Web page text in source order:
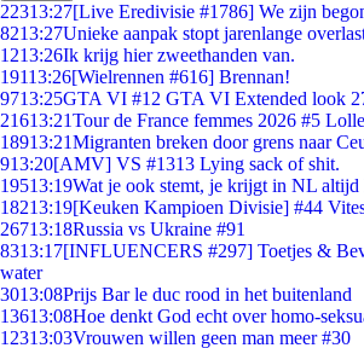
22313:27[Live Eredivisie #1786] We zijn
8213:27Unieke aanpak stopt jarenlange
1213:26Ik krijg hier zweethanden van.
19113:26[Wielrennen #616] Brennan!
9713:25GTA VI #12 GTA VI Extended look
21613:21Tour de France femmes 2026 #5
18913:21Migranten breken door grens naar
913:20[AMV] VS #1313 Lying sack of shit.
19513:19Wat je ook stemt, je krijgt in NL
18213:19[Keuken Kampioen Divisie] #44
26713:18Russia vs Ukraine #91
8313:17[INFLUENCERS #297] Toetjes &
water
3013:08Prijs Bar le duc rood in het buitenland
13613:08Hoe denkt God echt over homo-
12313:03Vrouwen willen geen man meer #30